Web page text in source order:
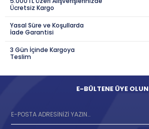
Ücretsiz Kargo
Yasal Süre ve Koşullarda
İade Garantisi
3 Gün İçinde Kargoya
Teslim
E-BÜLTENE ÜYE OLUN